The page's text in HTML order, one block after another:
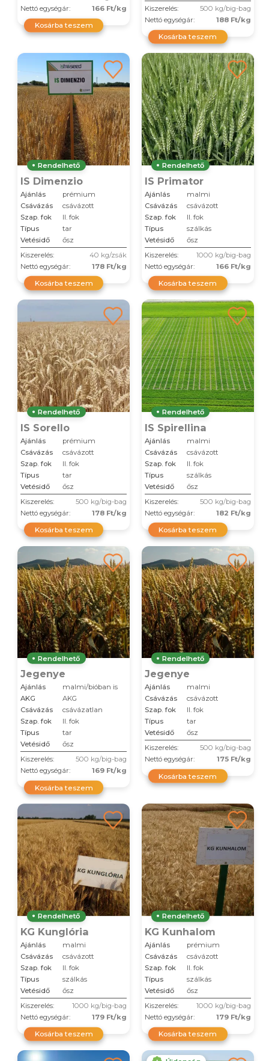
Nettó egységár:
166 Ft/kg
Kosárba teszem
Kiszerelés:
500 kg/big-bag
Nettó egységár:
188 Ft/kg
Kosárba teszem
Rendelhető
IS Dimenzio
Ajánlás
prémium
Csávázás
csávázott
Szap. fok
II. fok
Típus
tar
Vetésidő
ősz
Kiszerelés:
40 kg/zsák
Nettó egységár:
178 Ft/kg
Kosárba teszem
Rendelhető
IS Primator
Ajánlás
malmi
Csávázás
csávázott
Szap. fok
II. fok
Típus
szálkás
Vetésidő
ősz
Kiszerelés:
1000 kg/big-bag
Nettó egységár:
166 Ft/kg
Kosárba teszem
Rendelhető
IS Sorello
Ajánlás
prémium
Csávázás
csávázott
Szap. fok
II. fok
Típus
tar
Vetésidő
ősz
Kiszerelés:
500 kg/big-bag
Nettó egységár:
178 Ft/kg
Kosárba teszem
Rendelhető
IS Spirellina
Ajánlás
malmi
Csávázás
csávázott
Szap. fok
II. fok
Típus
szálkás
Vetésidő
ősz
Kiszerelés:
500 kg/big-bag
Nettó egységár:
182 Ft/kg
Kosárba teszem
Rendelhető
Jegenye
Ajánlás
malmi/bióban is
AKG
AKG
Csávázás
csávázatlan
Szap. fok
II. fok
Típus
tar
Vetésidő
ősz
Kiszerelés:
500 kg/big-bag
Nettó egységár:
169 Ft/kg
Kosárba teszem
Rendelhető
Jegenye
Ajánlás
malmi
Csávázás
csávázott
Szap. fok
II. fok
Típus
tar
Vetésidő
ősz
Kiszerelés:
500 kg/big-bag
Nettó egységár:
175 Ft/kg
Kosárba teszem
Rendelhető
KG Kunglória
Ajánlás
malmi
Csávázás
csávázott
Szap. fok
II. fok
Típus
szálkás
Vetésidő
ősz
Kiszerelés:
1000 kg/big-bag
Nettó egységár:
179 Ft/kg
Kosárba teszem
Rendelhető
KG Kunhalom
Ajánlás
prémium
Csávázás
csávázott
Szap. fok
II. fok
Típus
szálkás
Vetésidő
ősz
Kiszerelés:
1000 kg/big-bag
Nettó egységár:
179 Ft/kg
Kosárba teszem